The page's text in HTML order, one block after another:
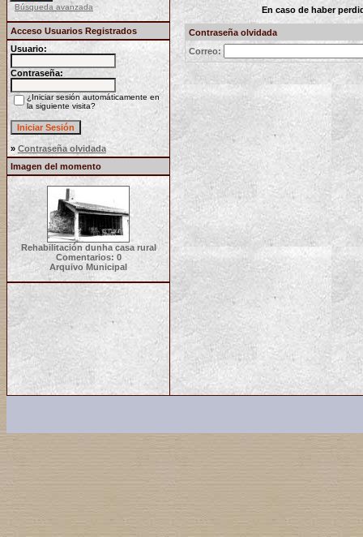
Búsqueda avanzada
Acceso Usuarios Registrados
Usuario:
Contraseña:
¿Iniciar sesión automáticamente en
la siguiente visita?
» Contraseña olvidada
Imagen del momento
Rehabilitación dunha casa rural
Comentarios: 0
Arquivo Municipal
En caso de haber
Contraseña olvidada
Correo: